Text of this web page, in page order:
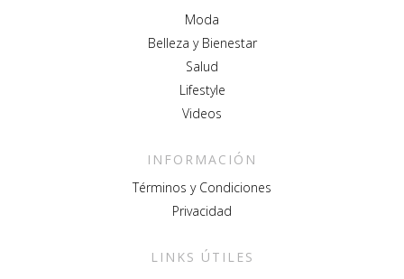
Moda
Belleza y Bienestar
Salud
Lifestyle
Videos
INFORMACIÓN
Términos y Condiciones
Privacidad
LINKS ÚTILES